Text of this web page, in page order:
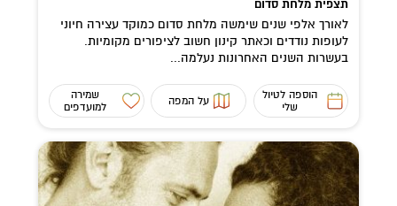
תצפית מלחת סדום
לאורך אלפי שנים שימשה מלחת סדום כמוקד עצירה חיוני
לעופות נודדים וכאתר קינון חשוב לציפורים מקומיות.
בעשרות השנים האחרונות נעלמה...
הוספה לטיול
שלי
על המפה
שמירה
למועדפים